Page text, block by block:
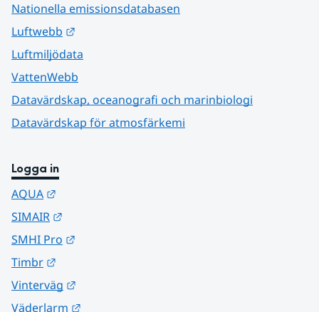
Nationella emissionsdatabasen
Luftwebb
Luftmiljödata
VattenWebb
Datavärdskap, oceanografi och marinbiologi
Datavärdskap för atmosfärkemi
Logga in
AQUA
SIMAIR
SMHI Pro
Timbr
Vinterväg
Väderlarm